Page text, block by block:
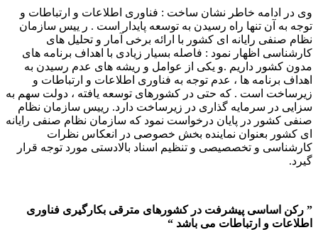
وی در ادامه خاطر نشان ساخت : فناوری اطلاعات و ارتباطات و
توجه به آن تنها راه رسیدن به توسعه پایدار است . ر ییس سازمان
نظام صنفی رایانه ای کشور با ارائه برخی آمار و تحلیل های
کارشناسی اظهار نمود : فاصله بسیار زیادی با اهداف برنامه های
مدون کشور داریم .و یکی از عوامل و ریشه های عدم رسیدن به
اهداف برنامه ها ، عدم توجه به فناوری اطلاعات و ارتباطات و
زیرساخت است . که حتی در کشورهای توسعه یافته ، دولت سهم به
سزایی در سرمایه گذاری در زیرساخت دارد. رییس سازمان نظام
صنفی کشور در پایان درخواست نمود که سازمان نظام صنفی رایانه
ای کشور بعنوان نماینده بخش خصوصی در انعکاس نظرات
کارشناسی و تخصصیصی و تنظیم اسناد بالادستی مورد توجه قرار
گیرد.
” رکن اساسی پیشرفت در کشورهای مترقی بکارگیری فناوری
اطلاعات و ارتباطات می باشد “